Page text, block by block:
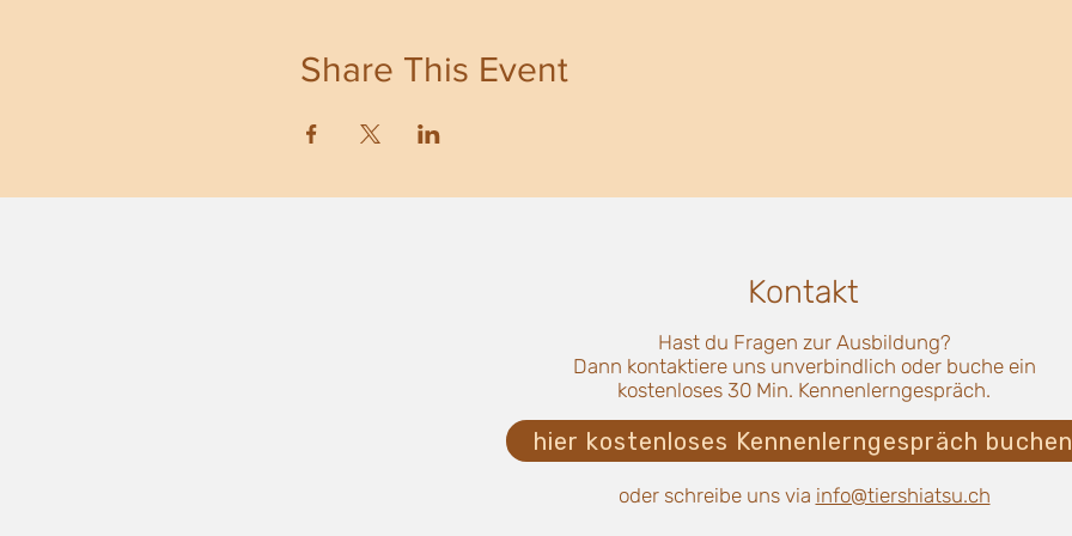
Share This Event
Kontakt
Hast du Fragen zur Ausbildung?
Dann kontaktiere uns unverbindlich oder buche ein
kostenloses 30 Min. Kennenlerngespräch.
hier kostenloses Kennenlerngespräch buchen
oder schreibe uns via info@tiershiatsu.ch